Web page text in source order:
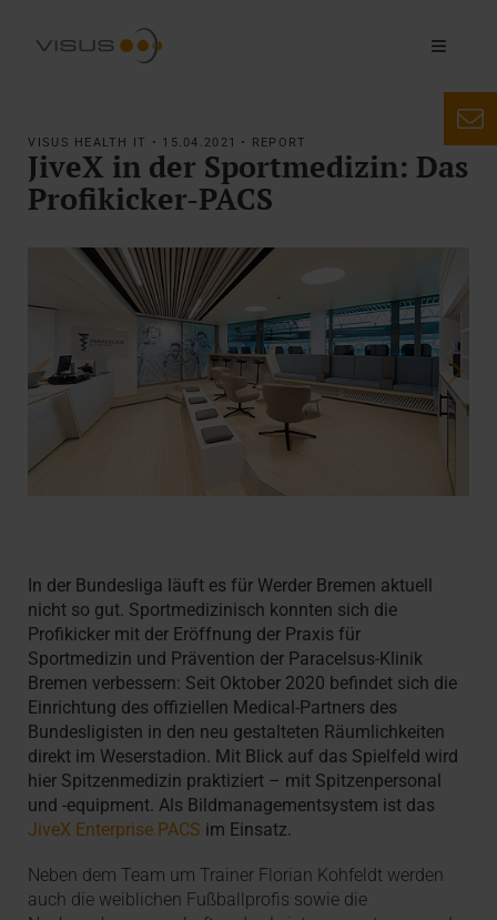
VISUS HEALTH IT • 15.04.2021 • REPORT
JiveX in der Sportmedizin: Das
Profikicker-PACS
In der Bundesliga läuft es für Werder Bremen aktuell
nicht so gut. Sportmedizinisch konnten sich die
Profikicker mit der Eröffnung der Praxis für
Sportmedizin und Prävention der Paracelsus-Klinik
Bremen verbessern: Seit Oktober 2020 befindet sich die
Einrichtung des offiziellen Medical-Partners des
Bundesligisten in den neu gestalteten Räumlichkeiten
direkt im Weserstadion. Mit Blick auf das Spielfeld wird
hier Spitzenmedizin praktiziert – mit Spitzenpersonal
und -equipment. Als Bildmanagementsystem ist das
JiveX Enterprise PACS im Einsatz.
Neben dem Team um Trainer Florian Kohfeldt werden
auch die weiblichen Fußballprofis sowie die